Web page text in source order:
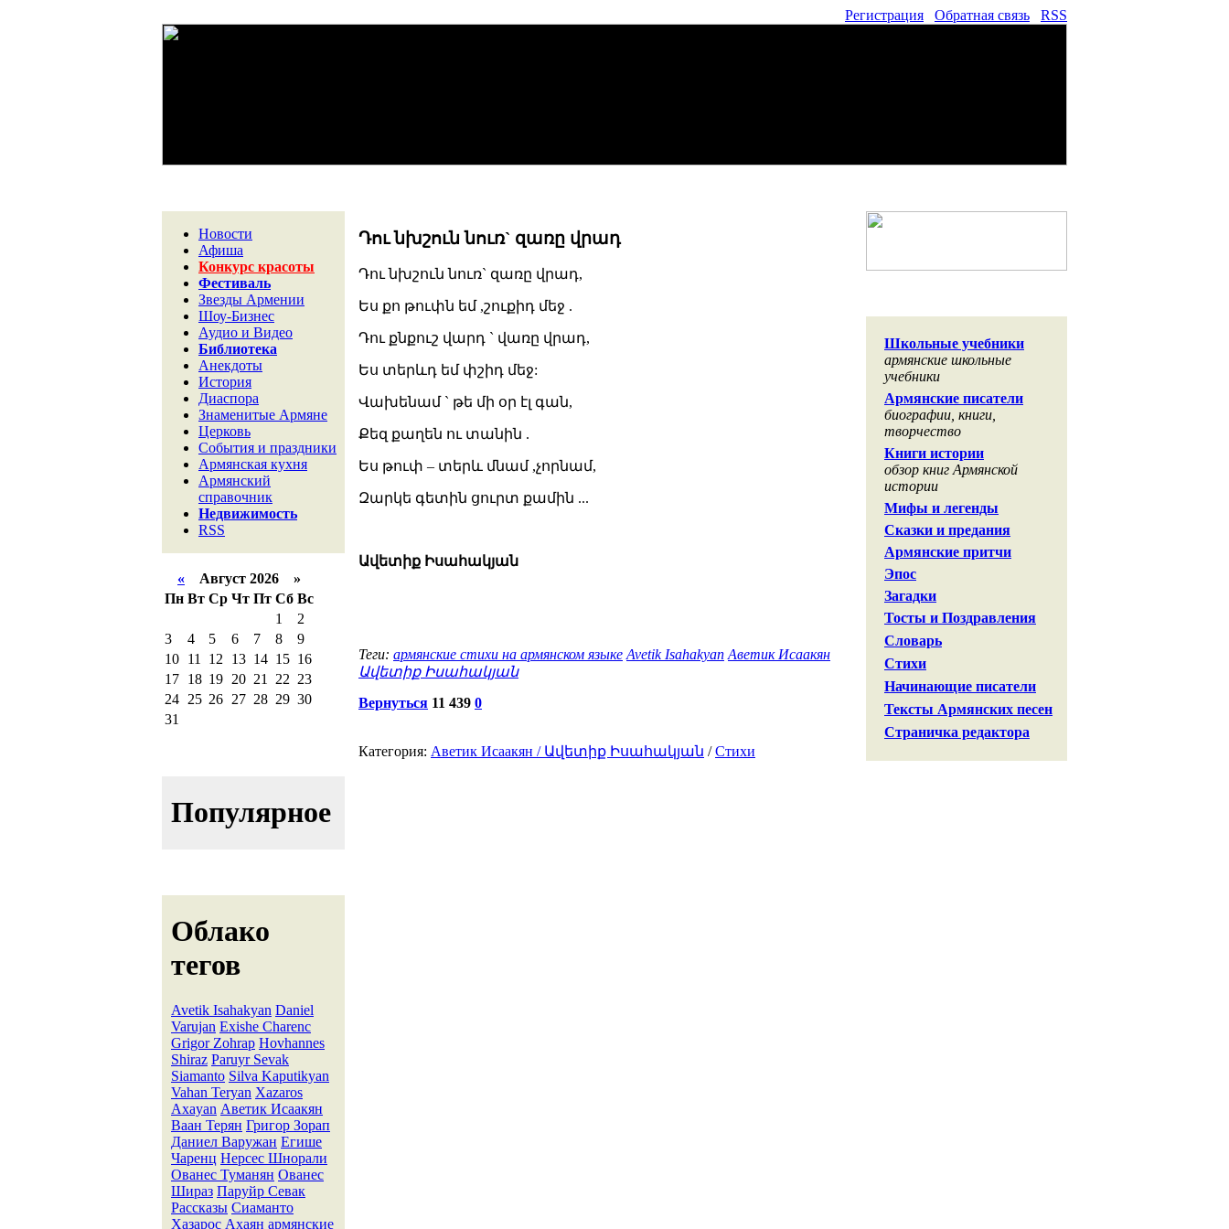
Регистрация Обратная связь RSS
Новости
Афиша
Конкурс красоты
Фестиваль
Звезды Армении
Шоу-Бизнес
Аудио и Видео
Библиотека
Анекдоты
История
Диаспора
Знаменитые Армяне
Церковь
События и праздники
Армянская кухня
Армянский
справочник
Недвижимость
RSS
« Август 2026 »
Пн Вт Ср Чт Пт Сб Вс
1
2
3
4 5 6 7 8
9
10 11 12 13 14 15 16
17 18 19 20 21 22 23
24 25 26 27 28 29 30
31
Популярное
Облако
тегов
Avetik Isahakyan Daniel
Varujan Exishe Charenc
Grigor Zohrap Hovhannes
Shiraz Paruyr Sevak
Siamanto Silva Kaputikyan
Vahan Teryan Xazaros
Axayan Аветик Исаакян
Ваан Терян Григор Зорап
Даниел Варужан Егише
Чаренц Нерсес Шнорали
Ованес Туманян Ованес
Шираз Паруйр Севак
Рассказы Сиаманто
Хазарос Ахаян армянские
Դու նխշուն նուռ` զառը վրադ
Դու նխշուն նուռ` զառը վրադ,
Ես քո թուփն եմ ,շուքիդ մեջ .
Դու քնքուշ վարդ ` վառը վրադ,
Ես տերևդ եմ փշիդ մեջ:
Վախենամ ` թե մի օր էլ գան,
Քեզ քաղեն ու տանին .
Ես թուփ – տերև մնամ ,չորնամ,
Զարկե գետին ցուրտ քամին ...
Ավետիք Իսահակյան
Теги: армянские стихи на армянском языке Avetik Isahakyan Аветик Исаакян
Ավետիք Իսահակյան
Вернуться 11 439 0
Категория: Аветик Исаакян / Ավետիք Իսահակյան /Стихи
Школьные учебники
армянские школьные
учебники
Армянские писатели
биографии, книги,
творчество
Книги истории
обзор книг Армянской
истории
Мифы и легенды
Сказки и предания
Армянские притчи
Эпос
Загадки
Тосты и Поздравления
Словарь
Стихи
Начинающие писатели
Тексты Армянских песен
Страничка редактора